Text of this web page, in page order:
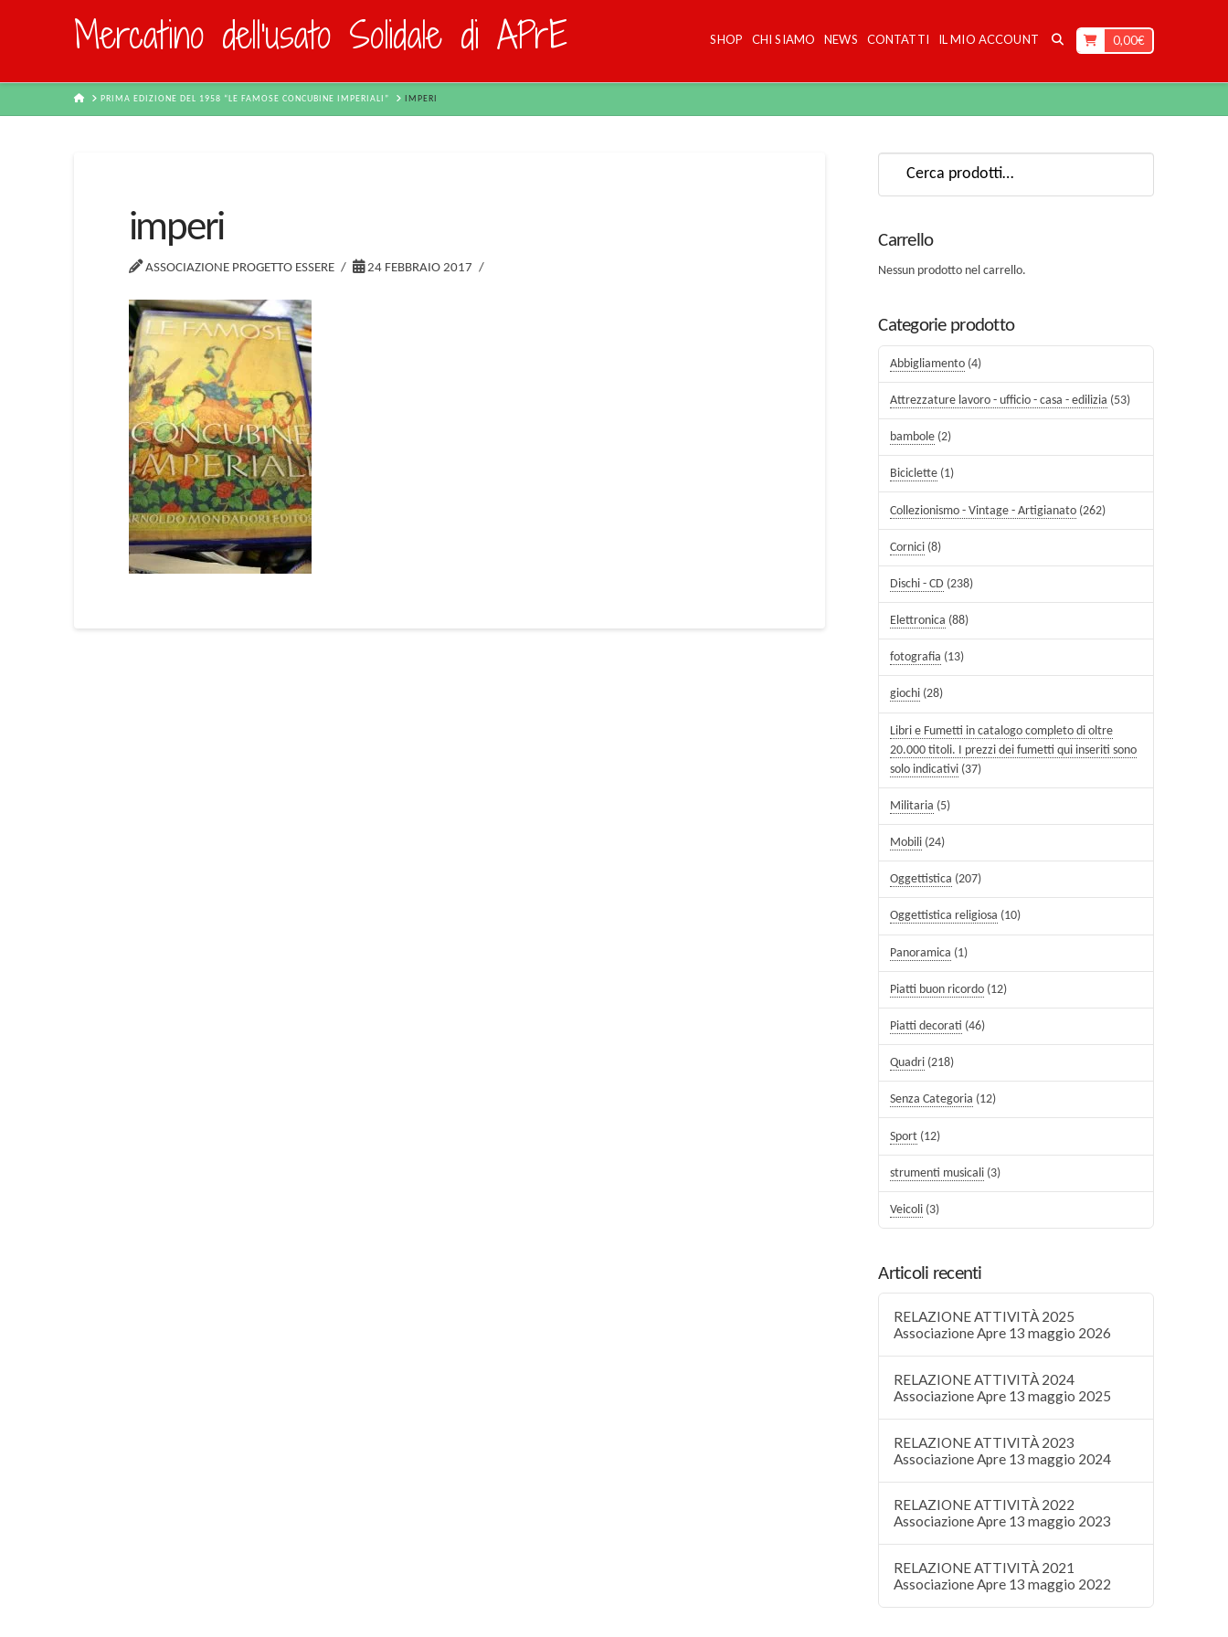
Mercatino dell'usato Solidale di APrE SHOP CHI SIAMO NEWS CONTATTI IL MIO ACCOUNT 0,00€
HOMEPRIMA EDIZIONE DEL 1958 “LE FAMOSE CONCUBINE IMPERIALI” IMPERI
imperi
ASSOCIAZIONE PROGETTO ESSERE 24 FEBBRAIO 2017
Carrello
Nessun prodotto nel carrello.
Categorie prodotto
Abbigliamento (4)
Attrezzature lavoro - ufficio - casa - edilizia (53)
bambole (2)
Biciclette (1)
Collezionismo - Vintage - Artigianato (262)
Cornici (8)
Dischi - CD (238)
Elettronica (88)
fotografia (13)
giochi (28)
Libri e Fumetti in catalogo completo di oltre
20.000 titoli. I prezzi dei fumetti qui inseriti sono
solo indicativi (37)
Militaria (5)
Mobili (24)
Oggettistica (207)
Oggettistica religiosa (10)
Panoramica (1)
Piatti buon ricordo (12)
Piatti decorati (46)
Quadri (218)
Senza Categoria (12)
Sport (12)
strumenti musicali (3)
Veicoli (3)
Articoli recenti
RELAZIONE ATTIVITÀ 2025
Associazione Apre 13 maggio 2026
RELAZIONE ATTIVITÀ 2024
Associazione Apre 13 maggio 2025
RELAZIONE ATTIVITÀ 2023
Associazione Apre 13 maggio 2024
RELAZIONE ATTIVITÀ 2022
Associazione Apre 13 maggio 2023
RELAZIONE ATTIVITÀ 2021
Associazione Apre 13 maggio 2022